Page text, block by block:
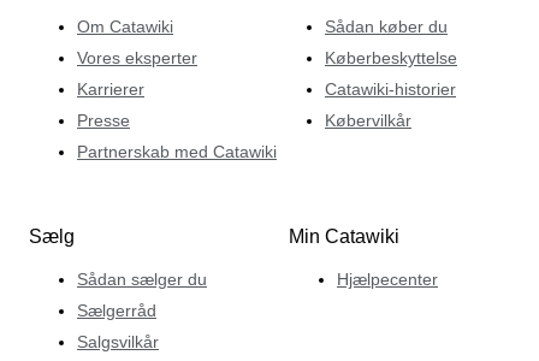
Om Catawiki
Vores eksperter
Karrierer
Presse
Partnerskab med Catawiki
Sådan køber du
Køberbeskyttelse
Catawiki-historier
Købervilkår
Sælg
Sådan sælger du
Sælgerråd
Salgsvilkår
Min Catawiki
Hjælpecenter